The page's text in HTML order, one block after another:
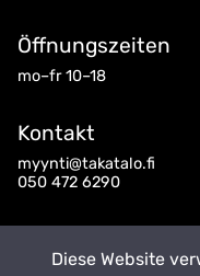
Öffnungszeiten
mo–fr 10–18
Kontakt
myynti@takatalo.fi
050 472 6290
Diese Website